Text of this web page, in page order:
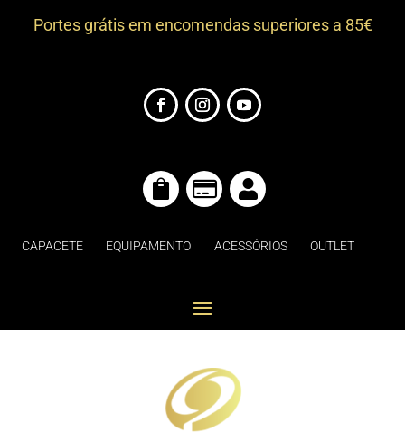
Portes grátis em encomendas superiores a 85€
  
CAPACETE EQUIPAMENTO ACESSÓRIOS OUTLET